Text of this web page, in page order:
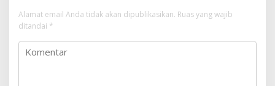
Alamat email Anda tidak akan dipublikasikan. Ruas yang wajib
ditandai *